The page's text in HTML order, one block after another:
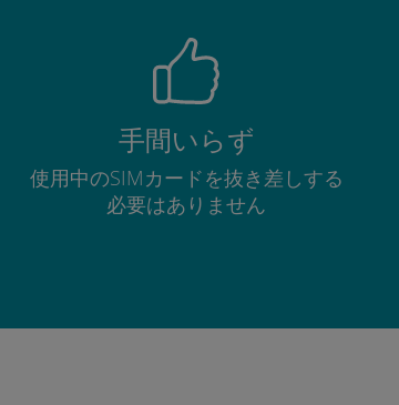
手間いらず
使用中のSIMカードを抜き差しする
必要はありません